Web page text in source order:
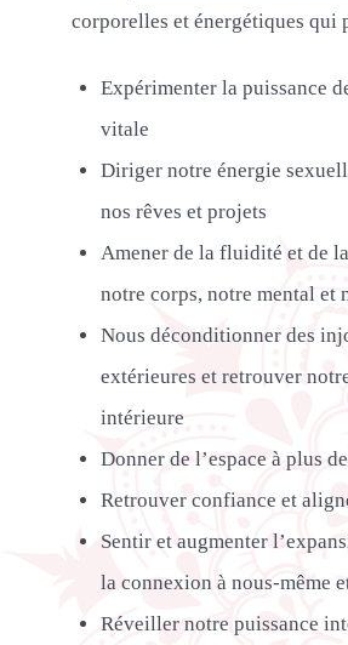
corporelles et énergétiques qui
Expérimenter la puissance
vitale
Diriger notre énergie
nos rêves et projets
Amener de la fluidité et de
notre corps, notre mental et
Nous déconditionner des
extérieures et retrouver
intérieure
Donner de l’espace à plus
Retrouver confiance et
Sentir et augmenter
la connexion à nous-même
Réveiller notre puissance